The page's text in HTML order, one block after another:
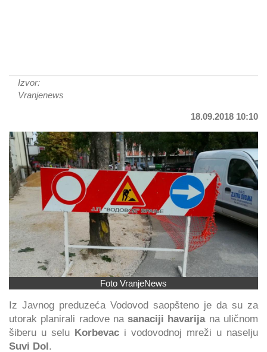
Izvor:
Vranjenews
18.09.2018 10:10
Foto VranjeNews
Iz Javnog preduzeća Vodovod saopšteno je da su za
utorak planirali radove nasanaciji havarijana uličnom
šiberu u selu Korbevac i vodovodnoj mreži u naselju
Suvi Dol.